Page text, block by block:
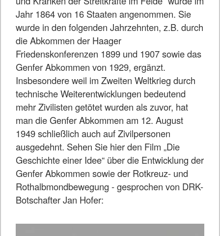
Jahr 1864 von 16 Staaten angenommen. Sie
wurde in den folgenden Jahrzehnten, z.B. durch
die Abkommen der Haager
Friedenskonferenzen 1899 und 1907 sowie das
Genfer Abkommen von 1929, ergänzt.
Insbesondere weil im Zweiten Weltkrieg durch
technische Weiterentwicklungen bedeutend
mehr Zivilisten getötet wurden als zuvor, hat
man die Genfer Abkommen am 12. August
1949 schließlich auch auf Zivilpersonen
ausgedehnt. Sehen Sie hier den Film „Die
Geschichte einer Idee“ über die Entwicklung der
Genfer Abkommen sowie der Rotkreuz- und
Rothalbmondbewegung - gesprochen von DRK-
Botschafter Jan Hofer: